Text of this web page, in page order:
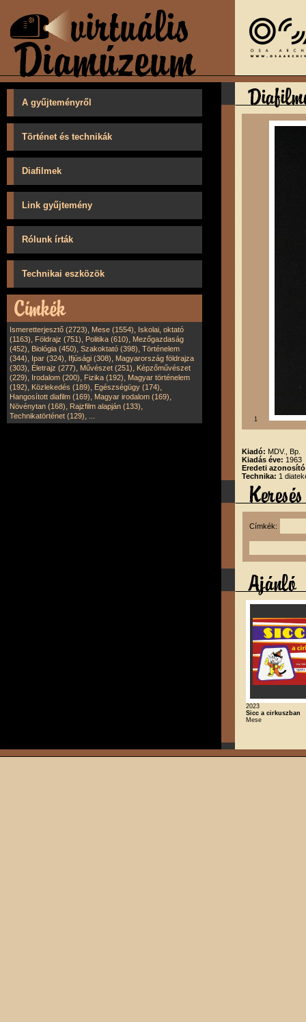
A gyűjteményről
Történet és technikák
Diafilmek
Link gyűjtemény
Rólunk írták
Technikai eszközök
Ismeretterjesztő (2723), Mese (1554), Iskolai, oktató
(1163), Földrajz (751), Politika (610), Mezőgazdaság
(452), Biológia (450), Szakoktató (398), Történelem
(344), Ipar (324), Ifjúsági (308), Magyarország földrajza
(303), Életrajz (277), Művészet (251), Képzőművészet
(229), Irodalom (200), Fizika (192), Magyar történelem
(192), Közlekedés (189), Egészségügy (174),
Hangosított diafilm (169), Magyar irodalom (169),
Növénytan (168), Rajzfilm alapján (133),
Technikatörténet (129), 1
Kiadó: MDV., Bp.
Kiadás éve: 1963
Eredeti
Technika: 1
Címkék:
2023
Sicc a cirkuszban
Mese